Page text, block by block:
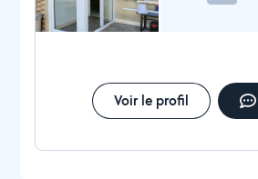
Voir le profil